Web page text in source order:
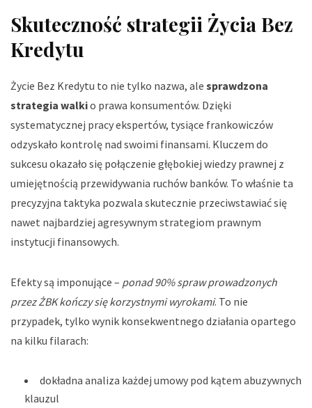
Skuteczność strategii Życia Bez
Kredytu
Życie Bez Kredytu to nie tylko nazwa, ale sprawdzona
strategia walkio prawa konsumentów. Dzięki
systematycznej pracy ekspertów, tysiące frankowiczów
odzyskało kontrolę nad swoimi finansami. Kluczem do
sukcesu okazało się połączenie głębokiej wiedzy prawnej z
umiejętnością przewidywania ruchów banków. To właśnie ta
precyzyjna taktyka pozwala skutecznie przeciwstawiać się
nawet najbardziej agresywnym strategiom prawnym
instytucji finansowych.
Efekty są imponujące – ponad 90% spraw prowadzonych
przez ŻBK kończy się korzystnymi wyrokami. To nie
przypadek, tylko wynik konsekwentnego działania opartego
na kilku filarach:
dokładna analiza każdej umowy pod kątem abuzywnych
klauzul